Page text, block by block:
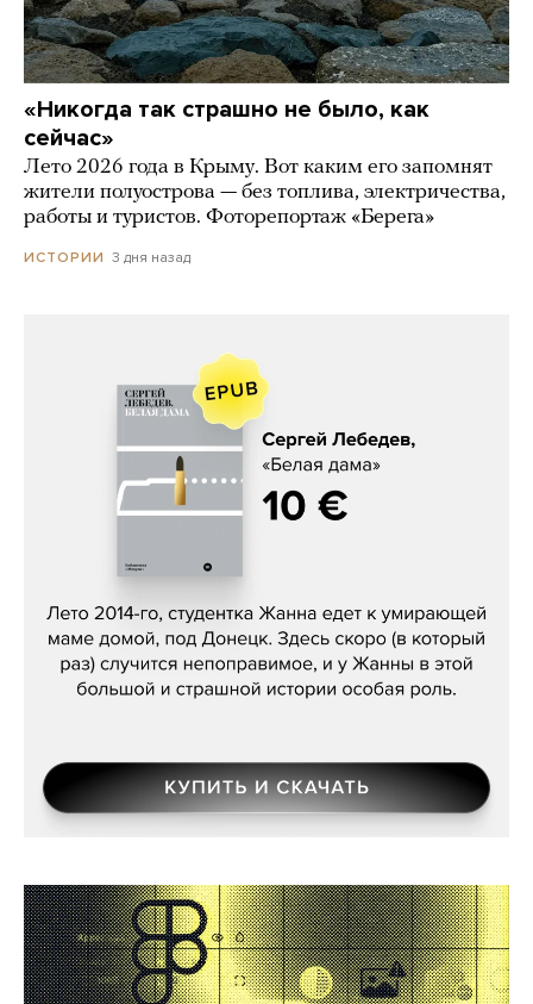
«Никогда так страшно не было, как
сейчас»
Лето 2026 года в Крыму. Вот каким его запомнят
жители полуострова — без топлива, электричества,
работы и туристов. Фоторепортаж «Берега»
ИСТОРИИ 3 дня назад
Сергей Лебедев, «Белая дама»